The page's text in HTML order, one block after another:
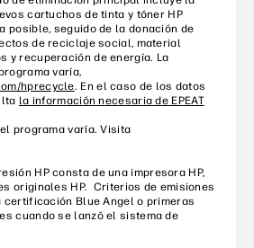
cartuchos de tinta y tóner HP
posible, seguido de la donación de
de reciclaje social, material
y recuperación de energía. La
varía,
hprecycle. En el caso de los datos
la información necesaria de EPEAT
programa varía. Visita
HP consta de una impresora HP,
originales HP. Criterios de emisiones
certificación Blue Angel o primeras
cuando se lanzó el sistema de